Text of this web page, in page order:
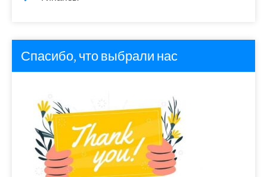
Спасибо, что выбрали нас